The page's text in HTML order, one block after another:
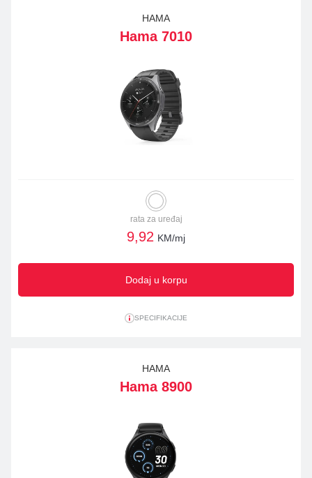
HAMA
Hama 7010
rata za uređaj
9,92 KM/mj
Dodaj u korpu
SPECIFIKACIJE
HAMA
Hama 8900